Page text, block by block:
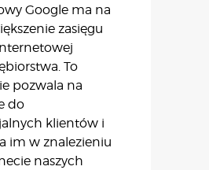
Google ma na
zasięgu
To
pozwala na
do
klientów i
im w znalezieniu
naszych